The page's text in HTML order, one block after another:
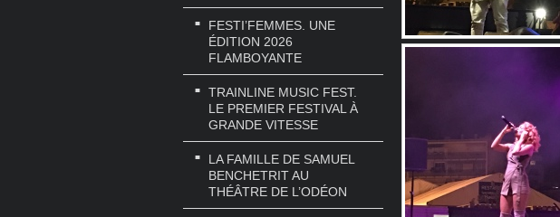
FESTI’FEMMES. UNE
ÉDITION 2026
FLAMBOYANTE
TRAINLINE MUSIC FEST.
LE PREMIER FESTIVAL À
GRANDE VITESSE
LA FAMILLE DE SAMUEL
BENCHETRIT AU
THÉÂTRE DE L’ODÉON